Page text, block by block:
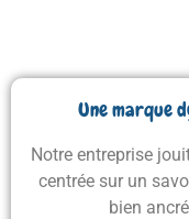
Une marque
Notre entreprise
centrée sur un
bien